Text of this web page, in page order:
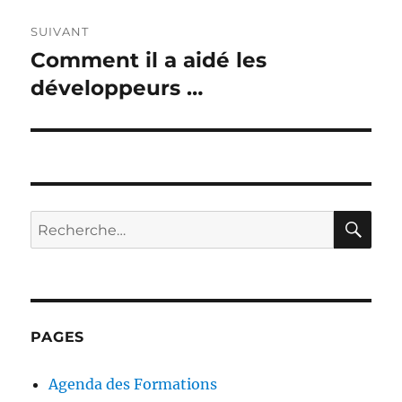
SUIVANT
Publication
suivante :
Comment il a aidé les
développeurs …
Recherche
pour :
PAGES
Agenda des Formations